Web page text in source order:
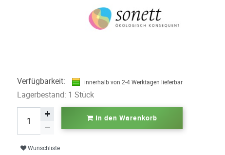
Verfügbarkeit: innerhalb von 2-4 Werktagen lieferbar
Lagerbestand: 1 Stück
In den Warenkorb
Wunschliste